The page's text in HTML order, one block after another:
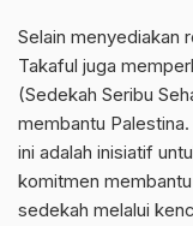
Selain menyediakan
Takaful juga
(Sedekah Seribu
membantu
ini adalah inisiatif
komitmen
sedekah melalui